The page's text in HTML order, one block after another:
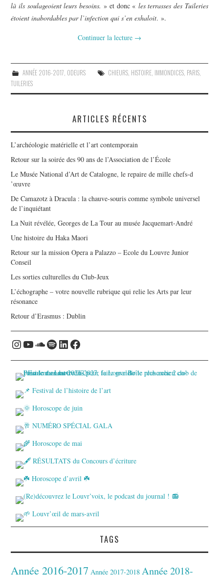
là ils soulageoient leurs besoins.» et donc « les terrasses des Tuileries
étoient inabordables par l’infection qui s’en exhaloit. ».
Continuer la lecture →
ANNÉE 2016-2017 ODEURS CHIEURS, HISTOIRE, IMMONDICES, PARIS,
TUILERIES
ARTICLES RÉCENTS
L’archéologie matérielle et l’art contemporain
Retour sur la soirée des 90 ans de l’Association de l’École
Le Musée National d’Art de Catalogne, le repaire de mille chefs-d
’œuvre
De Camazotz à Dracula : la chauve-souris comme symbole universel
de l’inquiétant
La Nuit révélée, Georges de La Tour au musée Jacquemart-André
Une histoire du Haka Maori
Retour sur la mission Opera a Palazzo – Ecole du Louvre Junior
Conseil
Les sorties culturelles du Club-Jeux
L’échographe – votre nouvelle rubrique qui relie les Arts par leur
résonance
Retour d’Erasmus : Dublin
Instagram
YouTube
Soundcloud
Spotify
LinkedIn
Facebook
TAGS
Année 2016-2017 Année 2017-2018 Année 2018-